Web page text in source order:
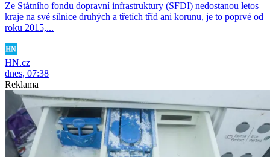
Ze Státního fondu dopravní infrastruktury (SFDI) nedostanou letos
kraje na své silnice druhých a třetích tříd ani korunu, je to poprvé od
roku 2015,...
HN.cz
dnes, 07:38
Reklama